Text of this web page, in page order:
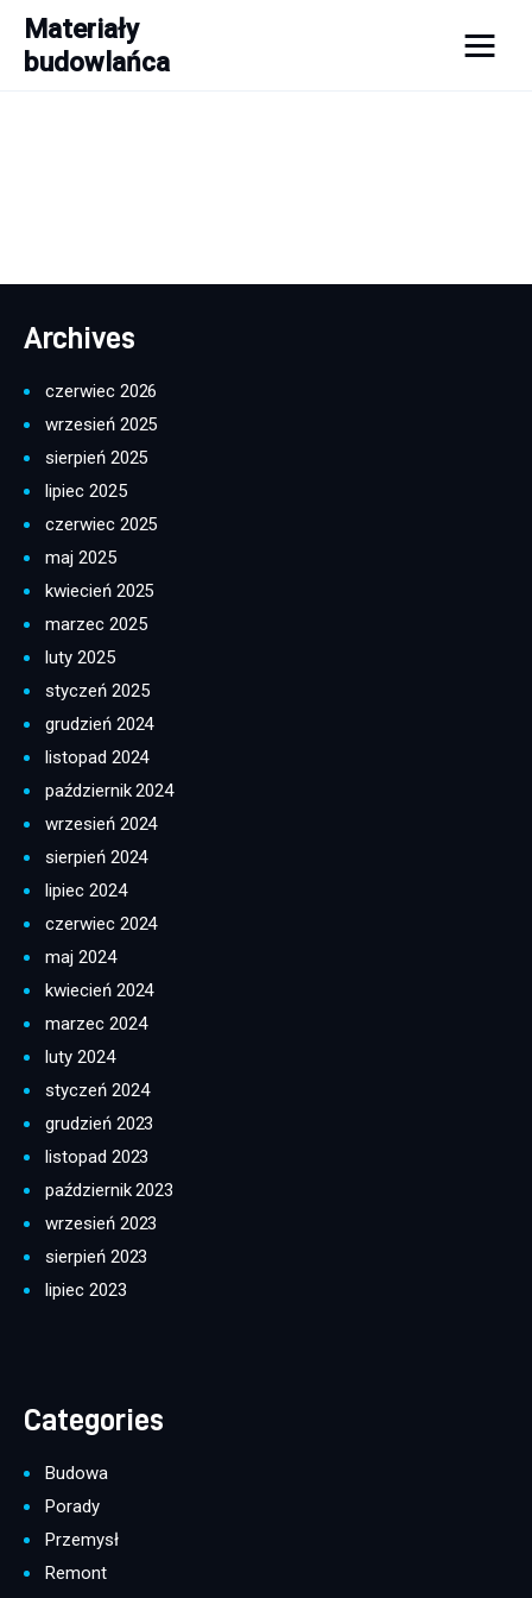
Materiały
budowlańcaMateriały budowlańca
Remont
Wykończenie domu
Archives
czerwiec 2026
wrzesień 2025
sierpień 2025
lipiec 2025
czerwiec 2025
maj 2025
kwiecień 2025
marzec 2025
luty 2025
styczeń 2025
grudzień 2024
listopad 2024
październik 2024
wrzesień 2024
sierpień 2024
lipiec 2024
czerwiec 2024
maj 2024
kwiecień 2024
marzec 2024
luty 2024
styczeń 2024
grudzień 2023
listopad 2023
październik 2023
wrzesień 2023
sierpień 2023
lipiec 2023
Categories
Budowa
Porady
Przemysł
Remont